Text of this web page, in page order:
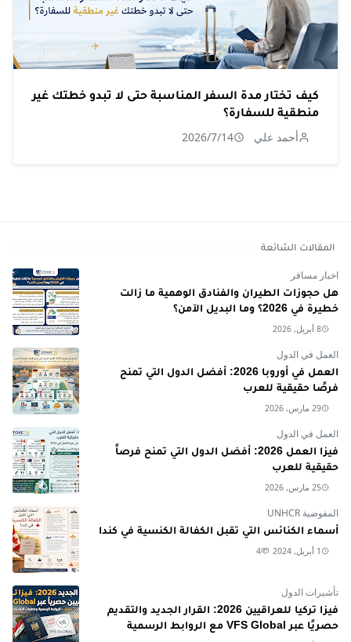
كيف تختار مدة السفر المناسبة حتى لا تبدو خطتك غير
منطقية للسفارة؟
أحمد علي 2026/7/14
المقالات الشائعة
اخبار مسافر
هل حجوزات الطيران والفنادق الوهمية ما زالت
خطيرة في 2026؟ وما البديل الآمن؟
8 أبريل, 2026
العمل في الدول
العمل في أوروبا 2026: أفضل الدول التي تمنح
فرصًا حقيقية للعرب
29 مارس, 2026
العمل في الدول
فيزا العمل 2026: أفضل الدول التي تمنح فرصاً
حقيقية للعرب
25 مارس, 2026
المفوضية UNHCR
أسماء الكنائس التي تقبل الكفالة الكنسية في كندا
1 أبريل, 2024 4
تأشيرات الدول
فيزا تركيا للعراقيين 2026: القرار الجديد والتقديم
حصريًا عبر VFS Global مع الروابط الرسمية